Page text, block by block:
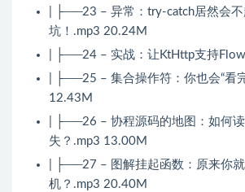
| ├──23 – 异常：try-catch居然会不
坑！.mp3 20.24M
| ├──24 – 实战：让KtHttp支持
| ├──25 – 集合操作符：你也会“看
12.43M
| ├──26 – 协程源码的地图：如何
失？.mp3 13.00M
| ├──27 – 图解挂起函数：原来你
机？.mp3 20.40M